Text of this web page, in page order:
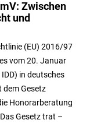
Zwischen
und
(EU) 2016/97
vom 20. Januar
in deutsches
dem Gesetz
Honorarberatung
Gesetz trat –